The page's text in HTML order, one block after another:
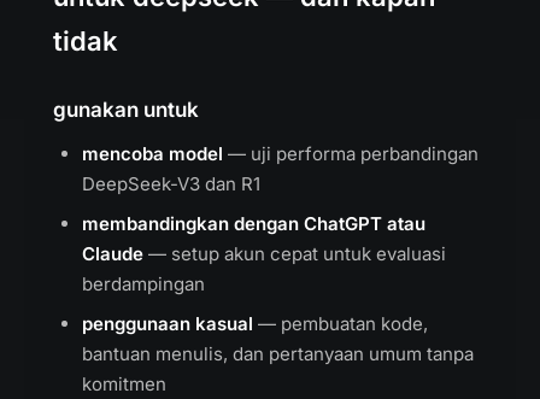
tidak
gunakan untuk
mencoba model — uji performa perbandingan
DeepSeek-V3 dan R1
membandingkan dengan ChatGPT atau
Claude — setup akun cepat untuk evaluasi
berdampingan
penggunaan kasual — pembuatan kode,
bantuan menulis, dan pertanyaan umum tanpa
komitmen